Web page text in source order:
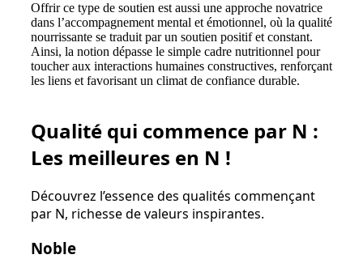
Offrir ce type de soutien est aussi une approche novatrice
dans l’accompagnement mental et émotionnel, où la qualité
nourrissante se traduit par un soutien positif et constant.
Ainsi, la notion dépasse le simple cadre nutritionnel pour
toucher aux interactions humaines constructives, renforçant
les liens et favorisant un climat de confiance durable.
Qualité qui commence par N :
Les meilleures en N !
Découvrez l’essence des qualités commençant
par N, richesse de valeurs inspirantes.
Noble